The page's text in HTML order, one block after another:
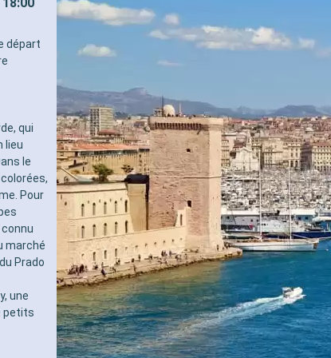
sélectionné prépayé
- 10% de réduction sur tous
- Personnel qualifié multilingue
- Embarquement prioritaire &
charge des bagages
AUTRES PRIVILÈGES
- Points MSC Voyagers Club
départ
qui
lieu
le
Pour
marché
Prado
une
petits